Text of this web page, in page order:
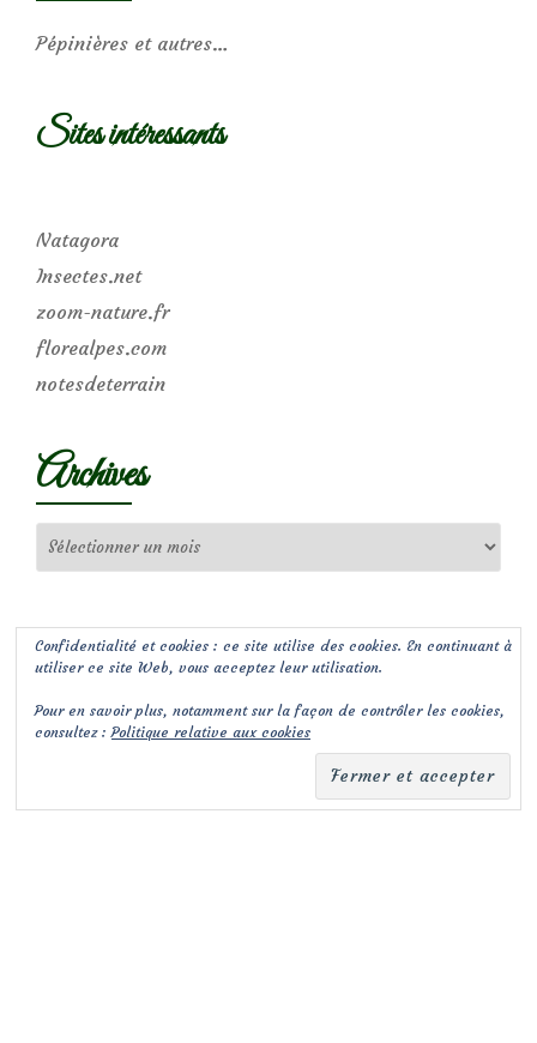
Pépinières et autres…
Sites intéressants
Natagora
Insectes.net
zoom-nature.fr
florealpes.com
notesdeterrain
Archives
Confidentialité et cookies : ce site utilise des cookies. En continuant à
utiliser ce site Web, vous acceptez leur utilisation.
Pour en savoir plus, notamment sur la façon de contrôler les cookies,
consultez :Politique relative aux cookies